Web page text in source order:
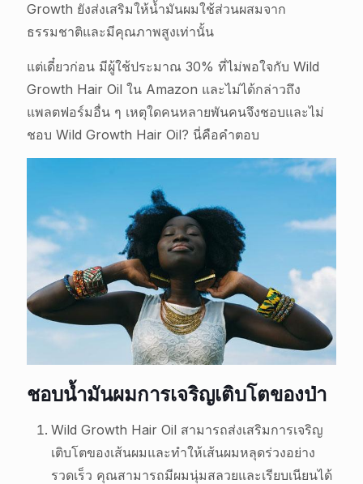
Growth ยังส่งเสริมให้น้ำมันผมใช้ส่วนผสมจาก
ธรรมชาติและมีคุณภาพสูงเท่านั้น
แต่เดี๋ยวก่อน มีผู้ใช้ประมาณ 30% ที่ไม่พอใจกับ Wild
Growth Hair Oil ใน Amazon และไม่ได้กล่าวถึง
แพลตฟอร์มอื่น ๆ เหตุใดคนหลายพันคนจึงชอบและไม่
ชอบ Wild Growth Hair Oil? นี่คือคำตอบ
ชอบน้ำมันผมการเจริญเติบโตของป่า
Wild Growth Hair Oil สามารถส่งเสริมการเจริญ
เติบโตของเส้นผมและทำให้เส้นผมหลุดร่วงอย่าง
รวดเร็ว คุณสามารถมีผมนุ่มสลวยและเรียบเนียนได้